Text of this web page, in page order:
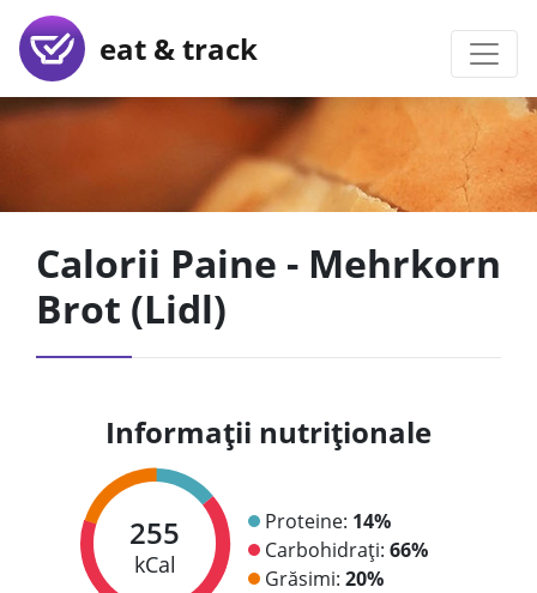
eat & track
Calorii Paine - Mehrkorn
Brot (Lidl)
Informații nutriționale
255
kCal
Proteine: 14%
Carbohidrați: 66%
Grăsimi: 20%